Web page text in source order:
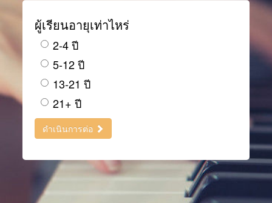
ผู้เรียนอายุเท่าไหร่
2-4 ปี
5-12 ปี
13-21 ปี
21+ ปี
ดำเนินการต่อ